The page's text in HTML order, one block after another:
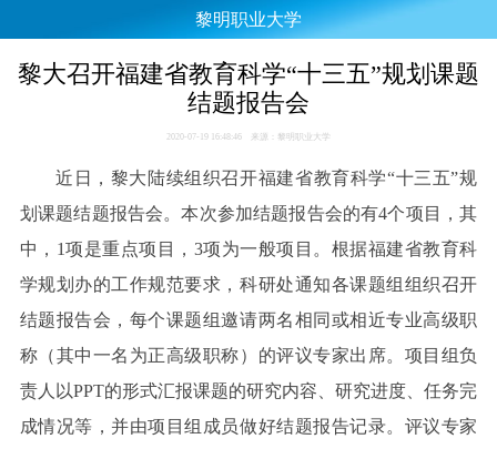
黎明职业大学
黎大召开福建省教育科学“十三五”规划课题
结题报告会
2020-07-19 16:48:46 来源：黎明职业大学
近日，黎大陆续组织召开福建省教育科学“十三五”规
划课题结题报告会。本次参加结题报告会的有4个项目，其
中，1项是重点项目，3项为一般项目。根据福建省教育科
学规划办的工作规范要求，科研处通知各课题组组织召开
结题报告会，每个课题组邀请两名相同或相近专业高级职
称（其中一名为正高级职称）的评议专家出席。项目组负
责人以PPT的形式汇报课题的研究内容、研究进度、任务完
成情况等，并由项目组成员做好结题报告记录。评议专家